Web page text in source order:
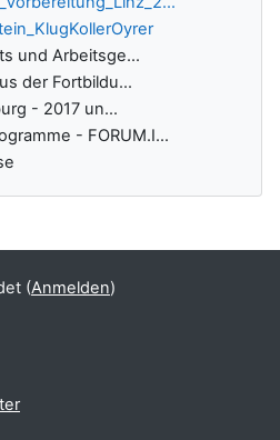
und Arbeitsge...
der Fortbildu...
- 2017 un...
- FORUM.I...
(Anmelden)